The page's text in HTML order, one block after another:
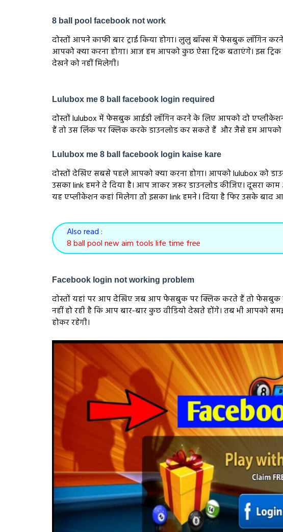
8 ball pool facebook not work
दोस्तों आपने काफी बार ट्राई किया होगा। लुलु बॉक्स में फेसबुक लॉगिन
आपको क्या करना होगा। आज हम आपको कुछ ऐसा ट्रिक बताएंगे। इस
देखने को नहीं मिलेगी।
Lulubox me 8 ball facebook login required
दोस्तों lulubox में फेसबुक आईडी लॉगिन करने के लिए आपको दो
हैं तो उस लिंक पर क्लिक करके डाउनलोड कर सकते हैं और जैसे हम आपको
Lulubox me 8 ball facebook login kaise kare
दोस्तों देखिए सबसे पहले आपको क्या करना होगा। आपको lulubox को
उसका link हमने दे दिया है। आप जाकर जरूर डाउनलोड कीजिए। दूसरा
यह एप्लीकेशन कहां मिलेगा तो इसका link हमने l दिया है फिर उसके बाद
Also read :
8 ball pool new aim tools life time free
Facebook login not working problem
दोस्तों यहां पर आप देखिए जब आप फेसबुक पर क्लिक करते हैं तो फेसबुक
नहीं हो रही है कि आप बार-बार कुछ वीडियो देखते होंगे। तब भी आपको
होकर रहेगी।